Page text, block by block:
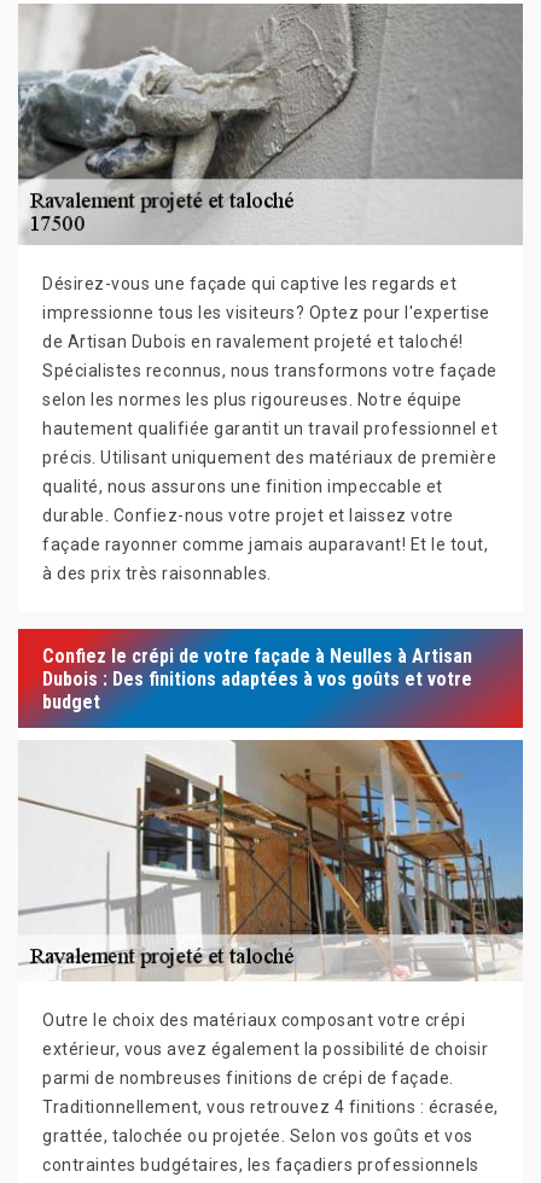
Désirez-vous une façade qui captive les regards et
impressionne tous les visiteurs? Optez pour l'expertise
de Artisan Dubois en ravalement projeté et taloché!
Spécialistes reconnus, nous transformons votre façade
selon les normes les plus rigoureuses. Notre équipe
hautement qualifiée garantit un travail professionnel et
précis. Utilisant uniquement des matériaux de première
qualité, nous assurons une finition impeccable et
durable. Confiez-nous votre projet et laissez votre
façade rayonner comme jamais auparavant! Et le tout,
à des prix très raisonnables.
Confiez le crépi de votre façade à Neulles à Artisan
Dubois : Des finitions adaptées à vos goûts et votre
budget
Outre le choix des matériaux composant votre crépi
extérieur, vous avez également la possibilité de choisir
parmi de nombreuses finitions de crépi de façade.
Traditionnellement, vous retrouvez 4 finitions : écrasée,
grattée, talochée ou projetée. Selon vos goûts et vos
contraintes budgétaires, les façadiers professionnels